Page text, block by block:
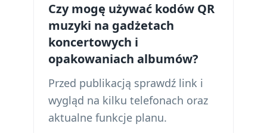
Czy mogę używać kodów QR
muzyki na gadżetach
koncertowych i
opakowaniach albumów?
Przed publikacją sprawdź link i
wygląd na kilku telefonach oraz
aktualne funkcje planu.